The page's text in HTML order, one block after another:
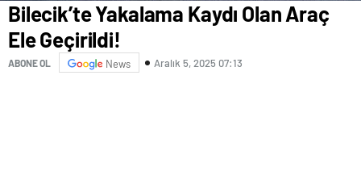
Bilecik’te Yakalama Kaydı Olan Araç
Ele Geçirildi!
ABONE OL News Aralık 5, 2025 07:13